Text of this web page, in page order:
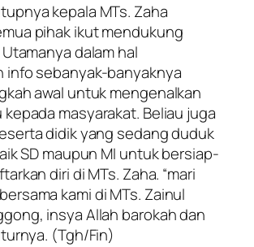
kepala MTs. Zaha
pihak ikut mendukung
dalam hal
info sebanyak-banyaknya
awal untuk mengenalkan
masyarakat. Beliau juga
didik yang sedang duduk
SD maupun MI untuk bersiap-
diri di MTs. Zaha. “mari
kami di MTs. Zainul
insya Allah barokah dan
(Tgh/Fin)